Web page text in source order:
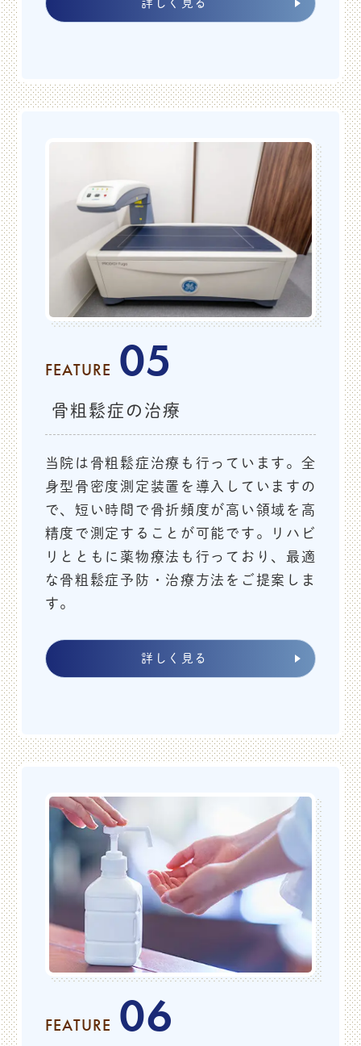
休診のお知らせ
ご迷惑をお掛け致しますが、よろしくお願い致します。
GW期間中の休診のお知らせ
2025/4/27（日）～4/29（火） 、
5/3（土）～5/6（火） は休診とさせて頂きます。
4/30（水）～5/2（金）は診療させて頂きます。
ご迷惑をお掛けしますが、どうぞよろしくお願い申し上
リウマチ教室のご案内
令和７年３月２９日 １４：００～ 当
院で第１回目のリウマチ教室を行いま
す。
関節リウマチ患者の皆様とご家族に、関節リウマチに対
する理解を深めてよりよい治療をうけて頂けますように
リウマチ教室を開催致します。第１回目は、基本的な関
と、装具の展示を行います。興味のある方は、ぜひ当院
受付までお申し出ください。
詳しく見る
FEATURE 05
骨粗鬆症の治療
当院は骨粗鬆症治療も行っています。全
身型骨密度測定装置を導入していますの
で、短い時間で骨折頻度が高い領域を高
精度で測定することが可能です。リハビ
リとともに薬物療法も行っており、最適
な骨粗鬆症予防・治療方法をご提案しま
す。
詳しく見る
FEATURE 06